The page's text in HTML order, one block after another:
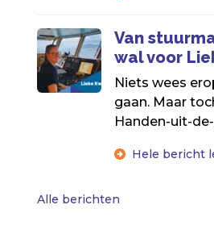
Van
wal voor
Niets wees
gaan. Maar
Handen-uit-
Hele bericht
Alle berichten